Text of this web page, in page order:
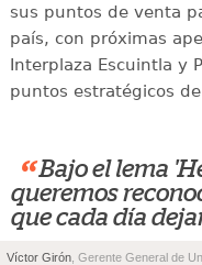
sus puntos de venta
país, con próximas
Interplaza Escuintla y
puntos estratégicos
“ Bajo el lema
queremos
que cada día
Víctor Girón , Gerente General de